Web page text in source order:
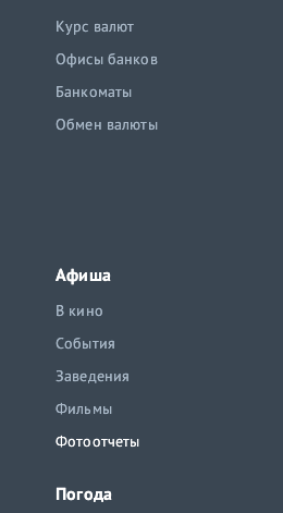
Курс валют
Офисы банков
Банкоматы
Обмен валюты
Афиша
В кино
События
Заведения
Фильмы
Фотоотчеты
Погода